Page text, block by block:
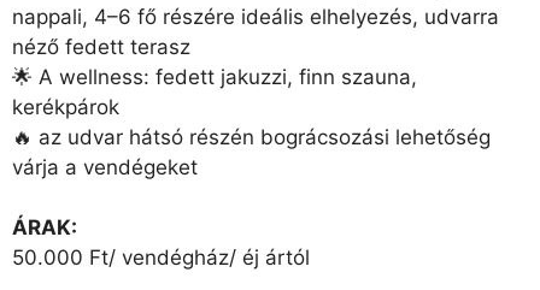
nappali, 4–6 fő részére ideális elhelyezés, udvarra
néző fedett terasz
🌟 A wellness: fedett jakuzzi, finn szauna,
kerékpárok
🔥 az udvar hátsó részén bográcsozási lehetőség
várja a vendégeket
ÁRAK:
50.000 Ft/ vendégház/ éj ártól